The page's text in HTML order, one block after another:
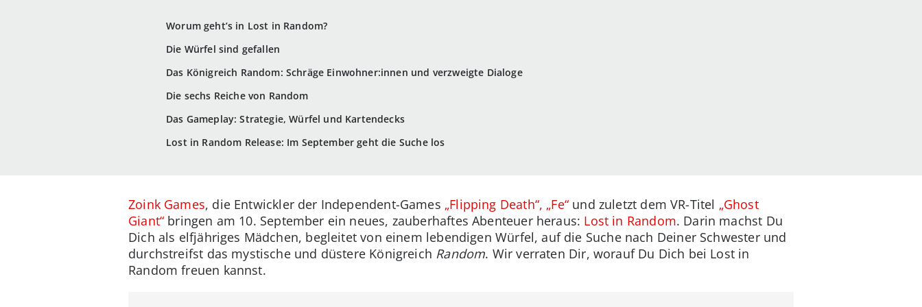
Worum geht’s in Lost in Random?
Die Würfel sind gefallen
Das Königreich Random: Schräge Einwohner:innen und verzweigte Dialoge
Die sechs Reiche von Random
Das Gameplay: Strategie, Würfel und Kartendecks
Lost in Random Release: Im September geht die Suche los
Zoink Games, die Entwickler der Independent-Games „Flipping Death“, „Fe“ und zuletzt dem VR-Titel „Ghost
Giant“ bringen am 10. September ein neues, zauberhaftes Abenteuer heraus: Lost in Random. Darin machst Du
Dich als elfjähriges Mädchen, begleitet von einem lebendigen Würfel, auf die Suche nach Deiner Schwester und
durchstreifst das mystische und düstere Königreich Random. Wir verraten Dir, worauf Du Dich bei Lost in
Random freuen kannst.